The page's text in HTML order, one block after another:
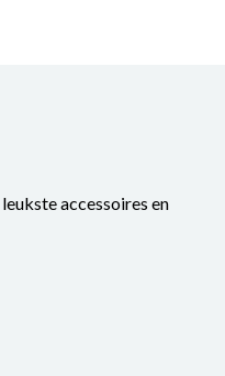
accessoires en